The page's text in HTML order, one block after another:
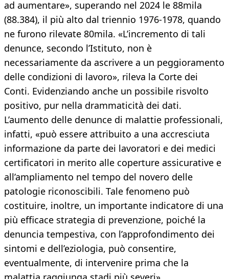
ad aumentare», superando nel 2024 le 88mila
(88.384), il più alto dal triennio 1976-1978, quando
ne furono rilevate 80mila. «L’incremento di tali
denunce, secondo l’Istituto, non è
necessariamente da ascrivere a un peggioramento
delle condizioni di lavoro», rileva la Corte dei
Conti. Evidenziando anche un possibile risvolto
positivo, pur nella drammaticità dei dati.
L’aumento delle denunce di malattie professionali,
infatti, «può essere attribuito a una accresciuta
informazione da parte dei lavoratori e dei medici
certificatori in merito alle coperture assicurative e
all’ampliamento nel tempo del novero delle
patologie riconoscibili. Tale fenomeno può
costituire, inoltre, un importante indicatore di una
più efficace strategia di prevenzione, poiché la
denuncia tempestiva, con l’approfondimento dei
sintomi e dell’eziologia, può consentire,
eventualmente, di intervenire prima che la